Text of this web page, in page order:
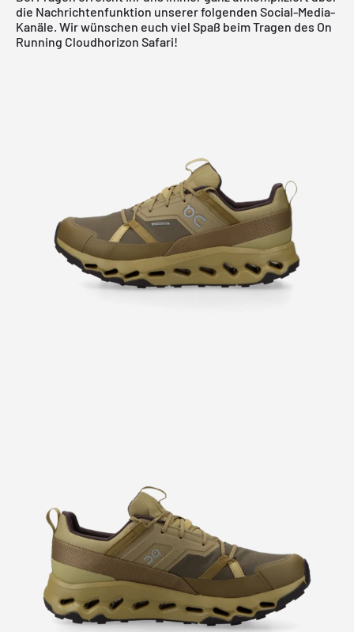
die Nachrichtenfunktion unserer folgenden Social-Media-
Kanäle. Wir wünschen euch viel Spaß beim Tragen des On
Running Cloudhorizon Safari!